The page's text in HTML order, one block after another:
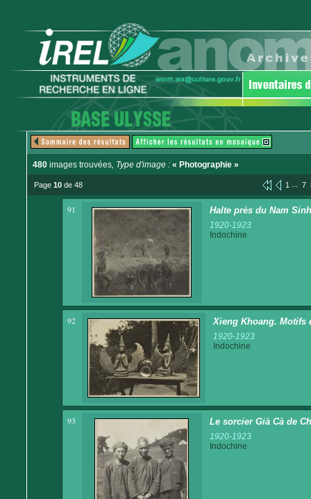
480 images trouvées, Type d'image : « Photographie »
Page 10 de 48 1 ... 7
91 Halte près du Nam Sinh
1920-1923
Indochine
92 Xieng Khoang. Motifs
1920-1923
Indochine
93 Le sorcier Già Cà de
1920-1923
Indochine